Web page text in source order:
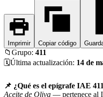
Imprimir Copiar código
📁 Grupo: 411
🗓️Última actualización: 14 de
📌 ¿Qué es el epígrafe IAE
Aceite de Oliva — pertenece al